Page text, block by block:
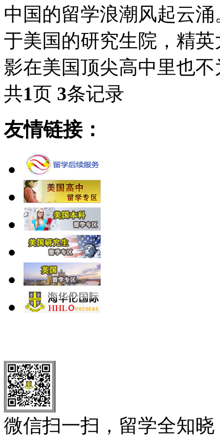
中国的留学浪潮风起云
于美国的研究生院，精
影在美国顶尖高中里也
共1页 3条记录
友情链接：
微信扫一扫，留学全知晓